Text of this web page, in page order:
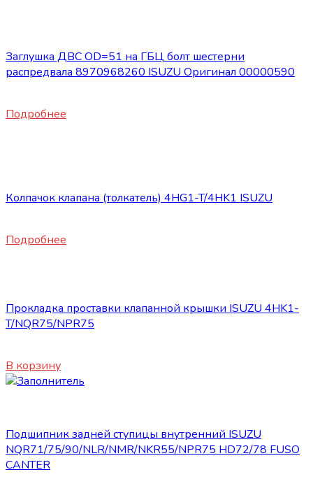
Заглушка ДВС OD=51 на ГБЦ болт шестерни
распредвала 8970968260 ISUZU Оригинал 00000590
Подробнее
Колпачок клапана (толкатель) 4HG1-T/4HK1 ISUZU
Подробнее
Прокладка проставки клапанной крышки ISUZU 4HK1-
T/NQR75/NPR75
В корзину
Подшипник задней ступицы внутренний ISUZU
NQR71/75/90/NLR/NMR/NKR55/NPR75 HD72/78 FUSO
CANTER